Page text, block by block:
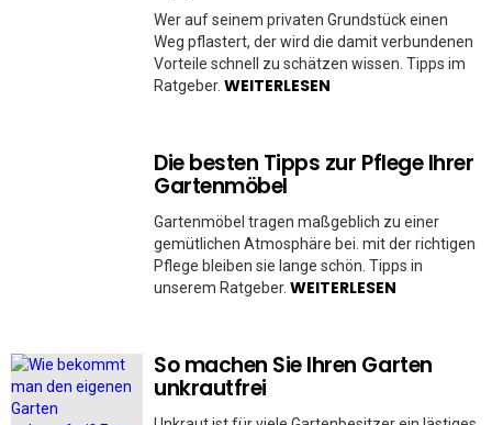
Wer auf seinem privaten Grundstück einen
Weg pflastert, der wird die damit verbundenen
Vorteile schnell zu schätzen wissen. Tipps im
Ratgeber. WEITERLESEN
Die besten Tipps zur Pflege Ihrer
Gartenmöbel
Gartenmöbel tragen maßgeblich zu einer
gemütlichen Atmosphäre bei. mit der richtigen
Pflege bleiben sie lange schön. Tipps in
unserem Ratgeber. WEITERLESEN
So machen Sie Ihren Garten
unkrautfrei